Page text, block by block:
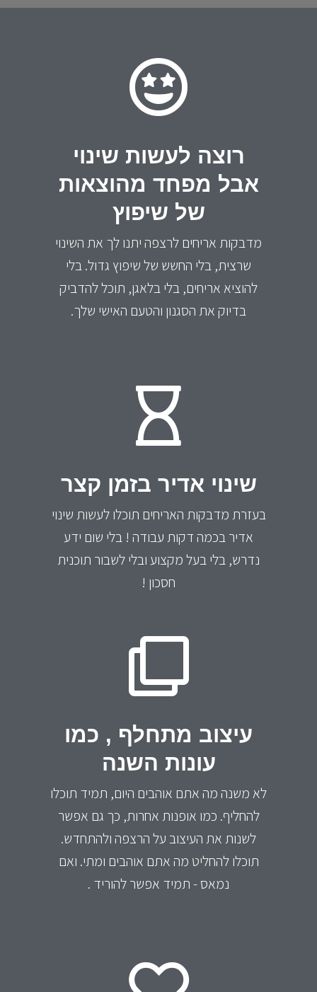
רוצה לעשות שינוי
אבל מפחד מהוצאות
של שיפוץ
מדבקות אריחים לרצפה יתנו לך את השינוי
שרצית, בלי החשש של שיפוץ גדול. בלי
להוציא אריחים, בלי בלאגן, תוכל להדביק
בדיוק את הסגנון והטעם האישי שלך.
שינוי אדיר בזמן קצר
בעזרת מדבקות האריחים תוכלו לעשות שינוי
אדיר בכמה דקות עבודה ! בלי שום ידע
נדרש, בלי בעל מקצוע ובלי לשבור תוכנית
חסכון !
עיצוב מתחלף , כמו
עונות השנה
לא משנה מה אתם אוהבים היום, תמיד תוכלו
להחליף. כמו אופנות אחרות, כך גם אפשר
לשנות את העיצוב על הרצפה ולהתחדש.
תוכלו להחליט מה אתם אוהבים ומתי. ואם
נמאס - תמיד אפשר להוריד .